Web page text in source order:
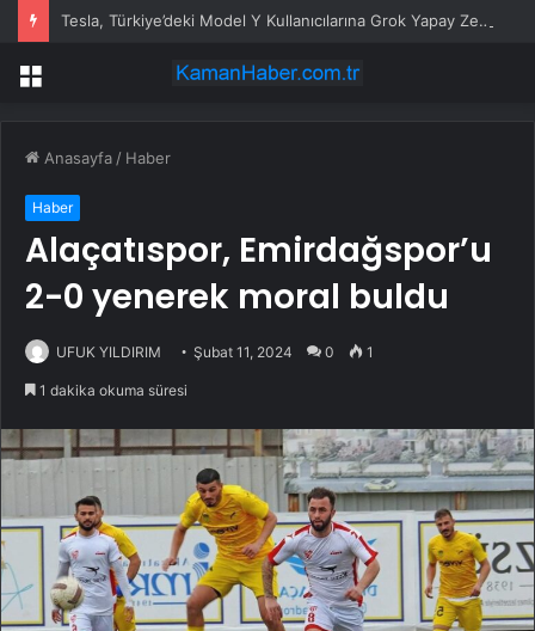
Tesla, Türkiye’deki Model Y Kullanıcılarına Grok Yapay Zeka Asistanını Sundu
Menü
Anasayfa / Haber
Haber
Alaçatıspor, Emirdağspor’u
2-0 yenerek moral buldu
UFUK YILDIRIM Şubat 11, 2024 0 1
1 dakika okuma süresi